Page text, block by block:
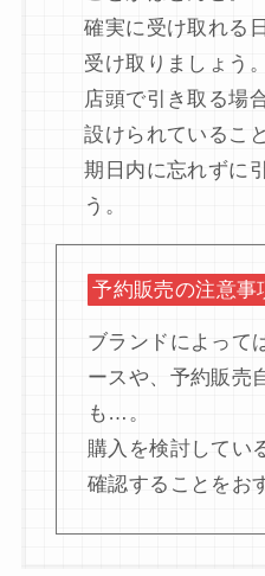
確実に受け取れる
受け取りましょう。
店頭で引き取る場
設けられているこ
期日内に忘れずに
う。
予約販売の注意事
ブランドによって
ースや、予約販売
も…。
購入を検討してい
確認することをお